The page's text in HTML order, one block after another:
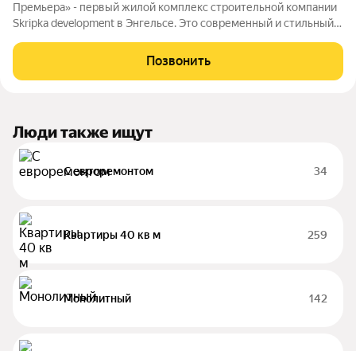
Премьера» - первый жилой комплекс строительной компании
Skripka development в Энгельсе. Это современный и стильный
комфорта. «Премьера». Вы - в самом центре событий! Детские
сады, школа,
Позвонить
Люди также ищут
С евроремонтом 34
Квартиры 40 кв м 259
Монолитный 142